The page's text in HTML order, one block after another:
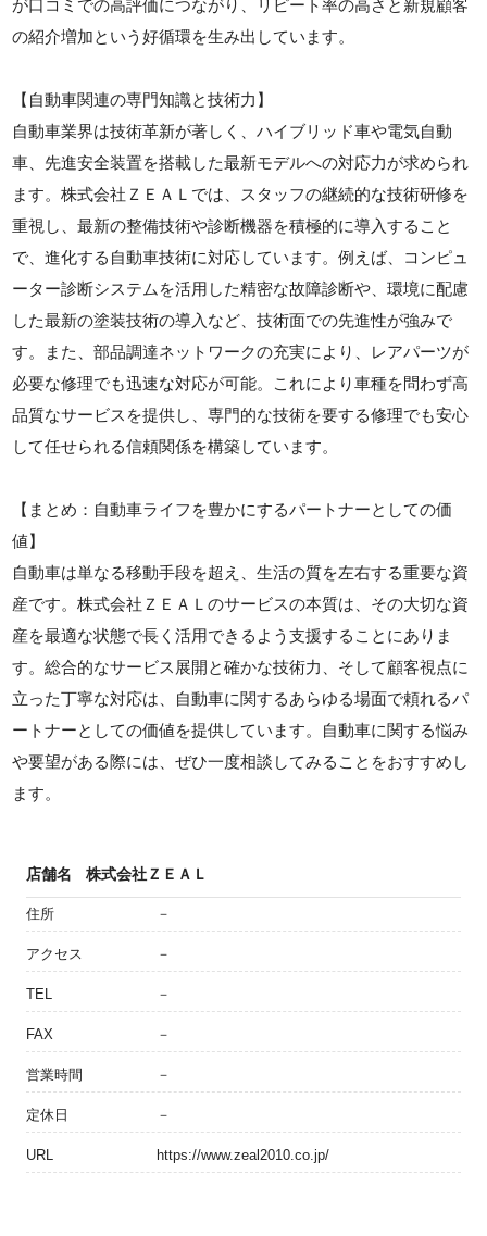
が口コミでの高評価につながり、リピート率の高さと新規顧客
の紹介増加という好循環を生み出しています。
【自動車関連の専門知識と技術力】
自動車業界は技術革新が著しく、ハイブリッド車や電気自動
車、先進安全装置を搭載した最新モデルへの対応力が求められ
ます。株式会社ＺＥＡＬでは、スタッフの継続的な技術研修を
重視し、最新の整備技術や診断機器を積極的に導入すること
で、進化する自動車技術に対応しています。例えば、コンピュ
ーター診断システムを活用した精密な故障診断や、環境に配慮
した最新の塗装技術の導入など、技術面での先進性が強みで
す。また、部品調達ネットワークの充実により、レアパーツが
必要な修理でも迅速な対応が可能。これにより車種を問わず高
品質なサービスを提供し、専門的な技術を要する修理でも安心
して任せられる信頼関係を構築しています。
【まとめ：自動車ライフを豊かにするパートナーとしての価
値】
自動車は単なる移動手段を超え、生活の質を左右する重要な資
産です。株式会社ＺＥＡＬのサービスの本質は、その大切な資
産を最適な状態で長く活用できるよう支援することにありま
す。総合的なサービス展開と確かな技術力、そして顧客視点に
立った丁寧な対応は、自動車に関するあらゆる場面で頼れるパ
ートナーとしての価値を提供しています。自動車に関する悩み
や要望がある際には、ぜひ一度相談してみることをおすすめし
ます。
店舗名 株式会社ＺＥＡＬ
住所 －
アクセス －
TEL －
FAX －
営業時間 －
定休日 －
URL https://www.zeal2010.co.jp/